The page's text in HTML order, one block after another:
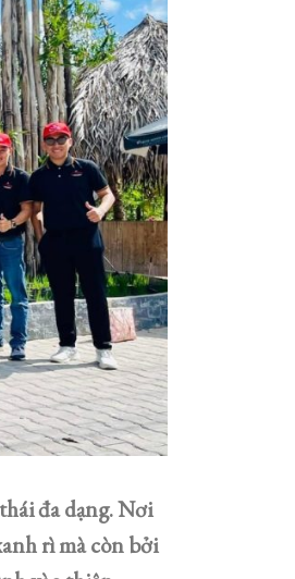
đa dạng. Nơi
rì mà còn bởi